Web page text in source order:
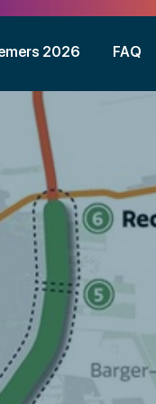
2026 FAQ